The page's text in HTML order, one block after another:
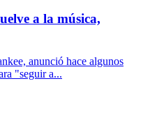
a la música,
anunció hace algunos
"seguir a...